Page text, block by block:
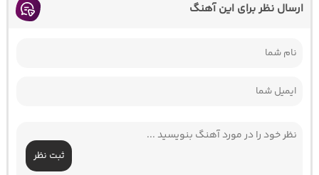
ارسال نظر برای این آهنگ
ثبت نظر